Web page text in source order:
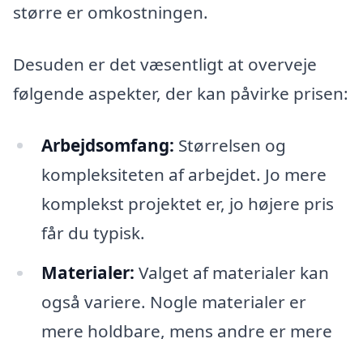
større er omkostningen.
Desuden er det væsentligt at overveje
følgende aspekter, der kan påvirke prisen:
Arbejdsomfang: Størrelsen og
kompleksiteten af arbejdet. Jo mere
komplekst projektet er, jo højere pris
får du typisk.
Materialer: Valget af materialer kan
også variere. Nogle materialer er
mere holdbare, mens andre er mere